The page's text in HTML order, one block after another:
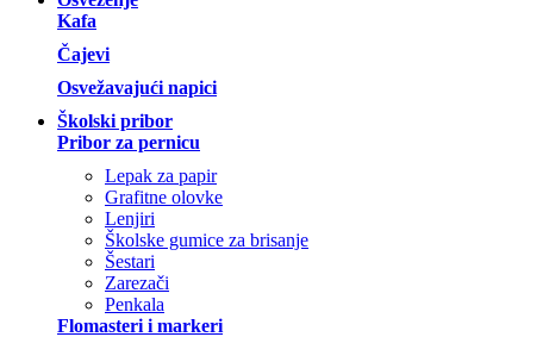
Kafa
Čajevi
Osvežavajući napici
Školski pribor
Pribor za pernicu
Lepak za papir
Grafitne olovke
Lenjiri
Školske gumice za brisanje
Šestari
Zarezači
Penkala
Flomasteri i markeri